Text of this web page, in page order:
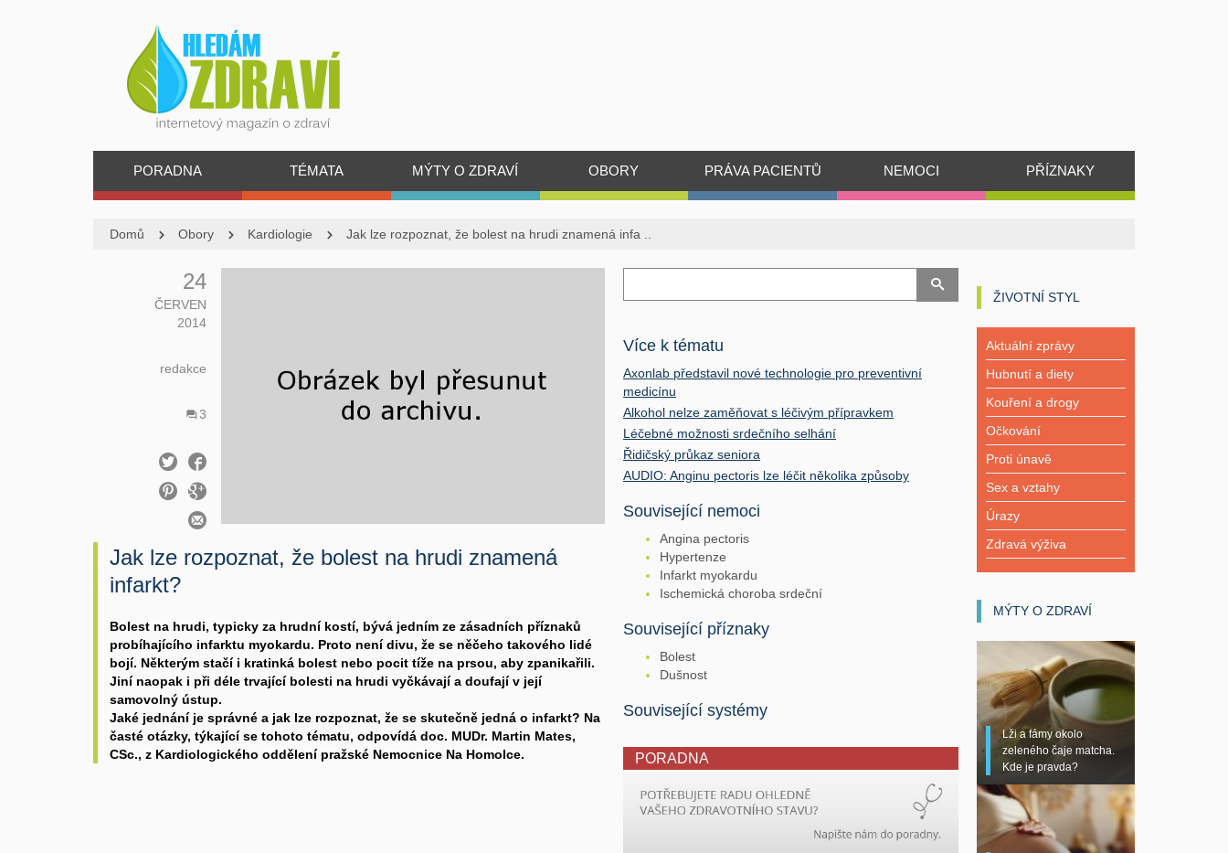
PORADNA TÉMATA MÝTY O ZDRAVÍ OBORY PRÁVA PACIENTŮ NEMOCI PŘÍZNAKY
Domů Obory Kardiologie Jak lze rozpoznat, že bolest na hrudi znamená infa ..
24
ČERVEN
2014
redakce
3
Jak lze rozpoznat, že bolest na hrudi znamená
infarkt?
Bolest na hrudi, typicky za hrudní kostí, bývá jedním ze zásadních příznaků
probíhajícího infarktu myokardu. Proto není divu, že se něčeho takového lidé
bojí. Některým stačí i kratinká bolest nebo pocit tíže na prsou, aby zpanikařili.
Jiní naopak i při déle trvající bolesti na hrudi vyčkávají a doufají v její
samovolný ústup.
Jaké jednání je správné a jak lze rozpoznat, že se skutečně jedná o infarkt? Na
časté otázky, týkající se tohoto tématu, odpovídá doc. MUDr. Martin Mates,
CSc., z Kardiologického oddělení pražské Nemocnice Na Homolce.
Více k tématu
Axonlab představil nové technologie pro preventivní
medicínu
Alkohol nelze zaměňovat s léčivým přípravkem
Léčebné možnosti srdečního selhání
Řidičský průkaz seniora
AUDIO: Anginu pectoris lze léčit několika způsoby
Související nemoci
Angina pectoris
Hypertenze
Infarkt myokardu
Ischemická choroba srdeční
Související příznaky
Bolest
Dušnost
Související systémy
PORADNA
ŽIVOTNÍ STYL
Aktuální zprávy
Hubnutí a diety
Kouření a drogy
Očkování
Proti únavě
Sex a vztahy
Úrazy
Zdravá výživa
MÝTY O ZDRAVÍ
Lži a fámy okolo
zeleného čaje matcha.
Kde je pravda?